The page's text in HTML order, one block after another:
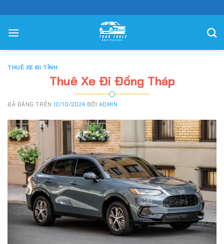
đến
nội
THUÊ XE ĐI TỈNH
Thuê Xe Đi Đồng Tháp
ĐÃ ĐĂNG TRÊN12/10/2024 BỞI ADMIN